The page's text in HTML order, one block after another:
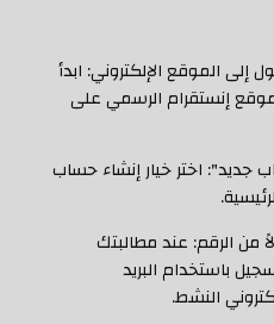
إلى الموقع الإلكتروني: ابدأ
موقع إنستقرام الرسمي على
جديد": اختر خيار إنشاء حساب
من الرقم: عند مطالبتك
باستخدام البريد
النشط.